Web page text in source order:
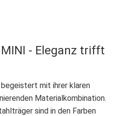
- Eleganz trifft
mit ihrer klaren
Materialkombination.
sind in den Farben